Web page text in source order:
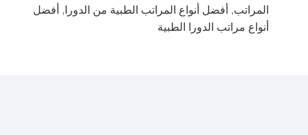
المراتب, أفضل أنواع المراتب الطبية من الدورا , أفضل
أنواع مراتب الدورا الطبية